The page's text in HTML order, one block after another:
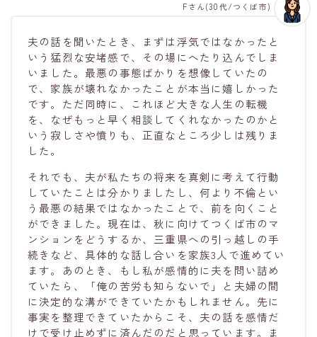
夫の話を聞いたとき、まずは浮気ではなかったと
いう猛烈な安堵感で、その場にへたり込んでしま
いました。最悪の事態ばかりを想像していたの
で、家族が壊れなかったことが本当に嬉しかった
です。ただ同時に、これほど大きな人生の転機
を、なぜもっと早く相談してくれなかったのかと
いう寂しさや憤りも、正直なところ少しは残りま
した。
それでも、夫が私たちの将来を真剣に考えて行動
していたことは分かりましたし、何より不倫とい
う最悪の結果ではなかったことで、前を向くこと
ができました。現在は、秋に向けてつくば市のマ
ンションをどうするか、三重県への引っ越しの手
続きなど、具体的な話し合いを家族3人で進めてい
ます。あのとき、もし私が感情的に夫を問い詰め
ていたら、「俺の苦労も知らないで」と夫婦の間
に決定的な溝ができていたかもしれません。先に
事実を整理できていたからこそ、夫の話を感情だ
けで受け止めずに済んだのだと思っています。ま
Fさん(30代/つくば市)